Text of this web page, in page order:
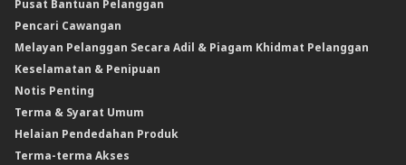
Instrumen Boleh Niaga Islam (INI)
Produk Berstruktur
Produk Berstruktur Islam
Skim Persaraan Swasta (PRS)
Clicks Trader
Instrumen Deposit Boleh Niaga
Unit Amanah Harga Berubah ASNB
Pusat Bantuan Pelanggan
Pencari Cawangan
Melayan Pelanggan Secara Adil & Piagam Khidmat Pelanggan
Keselamatan & Penipuan
Notis Penting
Terma & Syarat Umum
Helaian Pendedahan Produk
Terma-terma Akses